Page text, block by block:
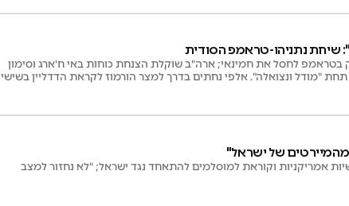
שיחת נתניהו-טראמפ הסודית
בטראמפ לחסל את חמינאי; ארה"ב שוקלת הצנחת כוחות באי ח'ארג וסימון
"מודל ונצואלה". אלפי נחתים בדרך למצר הורמוז לקראת הדדליין בשישי
מהמיירטים של ישראל"
אמריקניות וקוראת למוסלמים להתאחד נגד ישראל; "לא נחזור למצב